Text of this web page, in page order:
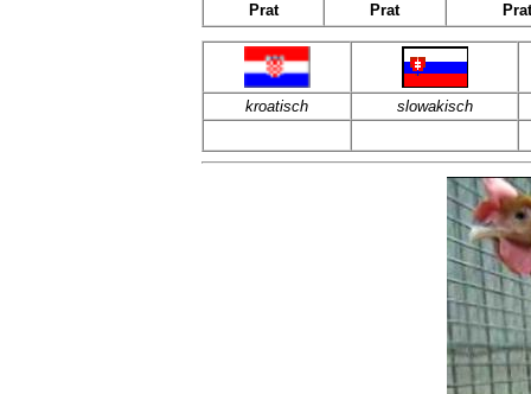
Prat
Prat Prat
kroatisch slowakisch